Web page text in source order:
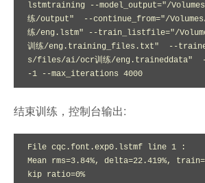
lstmtraining --model_output="/
练/output"  --continue_from="/
练/eng.lstm" --train_listfile="/
训练/eng.training_files.txt"  --
s/files/ai/ocr训练/eng.traineddata"
-1 --max_iterations 4000
结束训练，控制台输出:
File cqc.font.exp0.lstmf line 1 :
Mean rms=3.84%, delta=22.419%,
kip ratio=0%